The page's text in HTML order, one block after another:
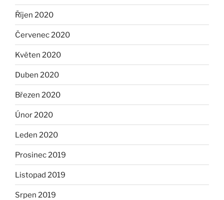
Říjen 2020
Červenec 2020
Květen 2020
Duben 2020
Březen 2020
Únor 2020
Leden 2020
Prosinec 2019
Listopad 2019
Srpen 2019